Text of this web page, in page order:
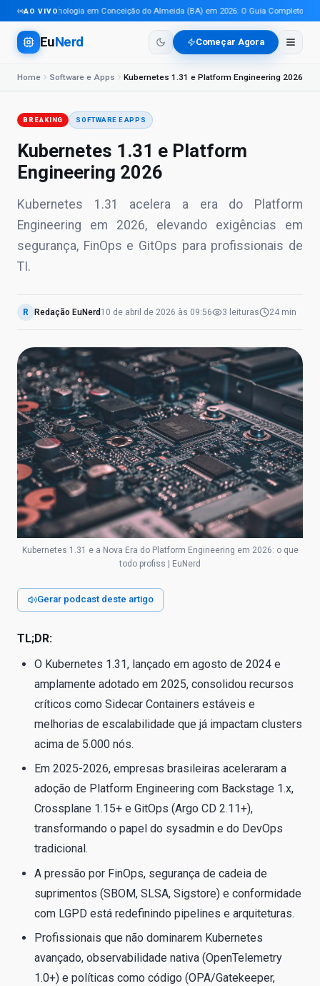
AO VIVOTecnologia em Conceição do Almeida (BA) em 2026: O Guia Completo
EuNerd Começar Agora
Home Software e Apps Kubernetes 1.31 e Platform Engineering 2026
BREAKING SOFTWARE E APPS
Kubernetes 1.31 e Platform
Engineering 2026
Kubernetes 1.31 acelera a era do Platform
Engineering em 2026, elevando exigências em
segurança, FinOps e GitOps para profissionais de
TI.
R Redação EuNerd 10 de abril de 2026 às 09:56 3 leituras 24 min
Kubernetes 1.31 e a Nova Era do Platform Engineering em 2026: o que
todo profiss | EuNerd
Gerar podcast deste artigo
TL;DR:
O Kubernetes 1.31, lançado em agosto de 2024 e
amplamente adotado em 2025, consolidou recursos
críticos como Sidecar Containers estáveis e
melhorias de escalabilidade que já impactam clusters
acima de 5.000 nós.
Em 2025-2026, empresas brasileiras aceleraram a
adoção de Platform Engineering com Backstage 1.x,
Crossplane 1.15+ e GitOps (Argo CD 2.11+),
transformando o papel do sysadmin e do DevOps
tradicional.
A pressão por FinOps, segurança de cadeia de
suprimentos (SBOM, SLSA, Sigstore) e conformidade
com LGPD está redefinindo pipelines e arquiteturas.
Profissionais que não dominarem Kubernetes
avançado, observabilidade nativa (OpenTelemetry
1.0+) e políticas como código (OPA/Gatekeeper,